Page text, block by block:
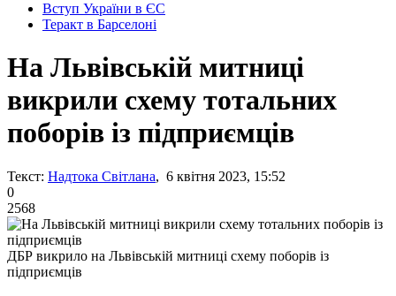
Вступ України в ЄС
Теракт в Барселоні
На Львівській митниці
викрили схему тотальних
поборів із підприємців
Текст: Надтока Світлана, 6 квітня 2023, 15:52
0
2568
ДБР викрило на Львівській митниці схему поборів із
підприємців